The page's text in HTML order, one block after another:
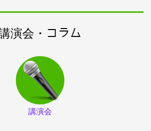
演会・コラム
講演会